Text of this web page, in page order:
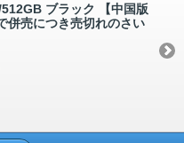
ブラック 【中国版
併売につき売切れのさい